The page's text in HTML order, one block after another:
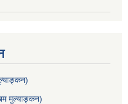
मुल्याङ्कन)